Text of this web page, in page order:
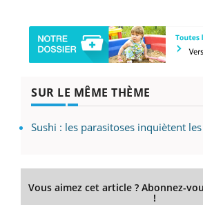
SUR LE MÊME THÈME
Sushi : les parasitoses inquiètent
Vous aimez cet article ? Abonnez-
!